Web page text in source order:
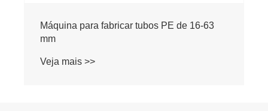
Linha de extrusão de tubo HDPE de 20-110
mm
Veja mais >>